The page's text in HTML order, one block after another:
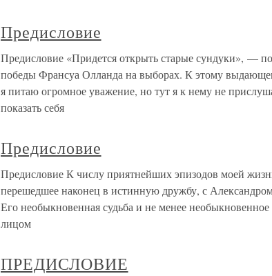
Предисловие
Предисловие «Придется открыть старые сундуки», —
победы Франсуа Олланда на выборах. К этому
я питаю огромное уважение, но тут я к нему не
показать себя
Предисловие
Предисловие К числу приятнейших эпизодов моей
перешедшее наконец в истинную дружбу, с
Его необыкновенная судьба и не менее
лицом
ПРЕДИСЛОВИЕ